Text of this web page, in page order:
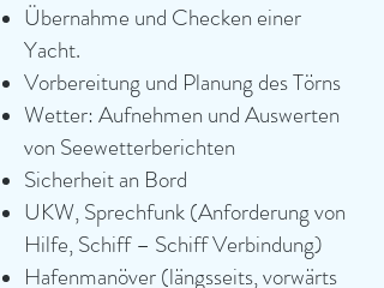
Übernahme und Checken einer
Yacht.
Vorbereitung und Planung des Törns
Wetter: Aufnehmen und Auswerten
von Seewetterberichten
Sicherheit an Bord
UKW, Sprechfunk (Anforderung von
Hilfe, Schiff – Schiff Verbindung)
Hafenmanöver (längsseits, vorwärts